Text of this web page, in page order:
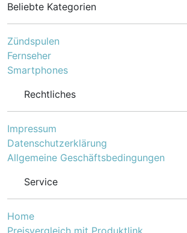
Beliebte Kategorien
Zündspulen
Fernseher
Smartphones
Rechtliches
Impressum
Datenschutzerklärung
Allgemeine Geschäftsbedingungen
Service
Home
Preisvergleich mit Produktlink